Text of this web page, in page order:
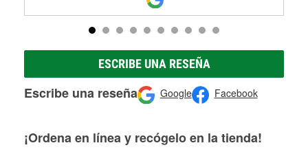
ESCRIBE UNA RESEÑA
Escribe una reseña Google Facebook
¡Ordena en línea y recógelo en la tienda!